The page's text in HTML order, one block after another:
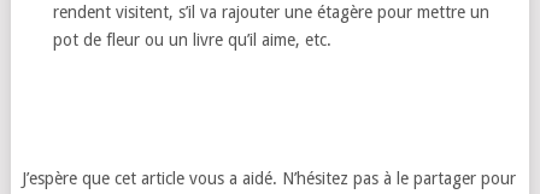
rendent visitent, s’il va rajouter une étagère pour mettre un
pot de fleur ou un livre qu’il aime, etc.
J’espère que cet article vous a aidé. N’hésitez pas à le partager pour